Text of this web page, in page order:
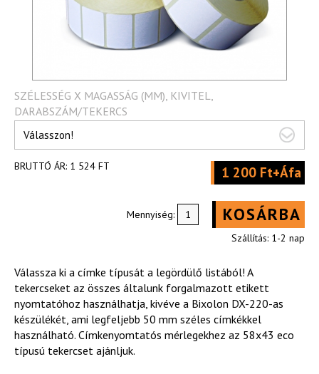
SZÉLESSÉG X MAGASSÁG (MM), KIVITEL,
DARABSZÁM/TEKERCS
Válasszon!
BRUTTÓ ÁR: 1 524 FT 1 200 Ft+Áfa
Mennyiség: KOSÁRBA
Szállítás: 1-2 nap
Válassza ki a címke típusát a legördülő listából! A
tekercseket az összes általunk forgalmazott etikett
nyomtatóhoz használhatja, kivéve a Bixolon DX-220-as
készülékét, ami legfeljebb 50 mm széles címkékkel
használható. Címkenyomtatós mérlegekhez az 58x43 eco
típusú tekercset ajánljuk.